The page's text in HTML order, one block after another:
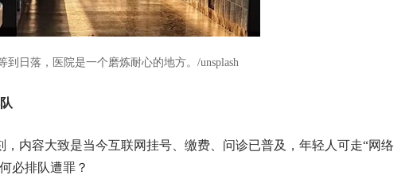
到日落，医院是一个磨炼耐心的地方。/unsplash
内容大致是当今互联网挂号、缴费、问诊已普及，年轻人可走“网络
必排队遭罪？